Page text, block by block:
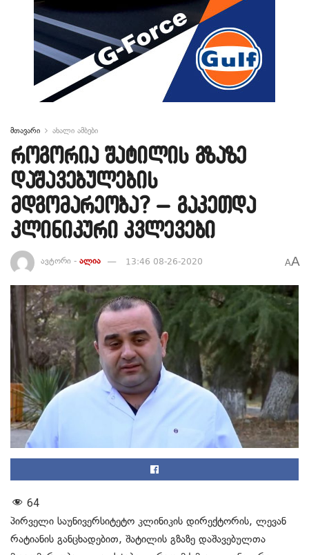
მთავარი ახალი ამბები
როგორია შატილის გზაზე
დაშავებულების
მდგომარეობა? – გაკეთდა
კლინიკური კვლევები
ავტორი - ალია 13:46 08-26-2020 AA
64
პირველი საუნივერსიტეტო კლინიკის დირექტორის, ლევან
რატიანის განცხადებით, შატილის გზაზე დაშავებულთა